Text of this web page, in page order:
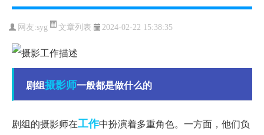
网友:syg 文章列表 2024-02-22 15:38:35
剧组摄影师一般都是做什么的
剧组的摄影师在工作中扮演着多重角色。一方面，他们负